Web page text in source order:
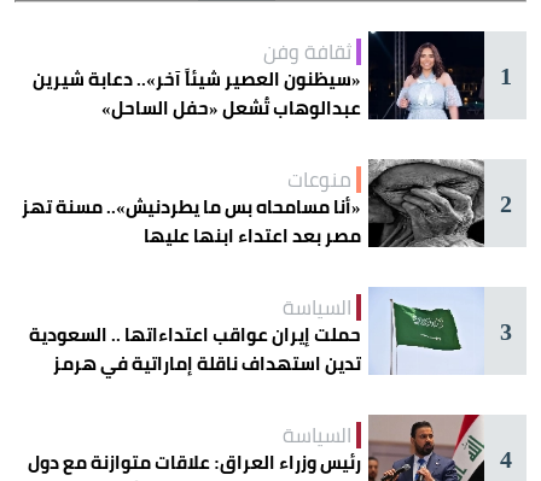
1
ثقافة وفن
«سيظنون العصير شيئاً آخر».. دعابة شيرين
عبدالوهاب تُشعل «حفل الساحل»
2
منوعات
«أنا مسامحاه بس ما يطردنيش».. مسنة تهز
مصر بعد اعتداء ابنها عليها
3
السياسة
حملت إيران عواقب اعتداءاتها .. السعودية
تدين استهداف ناقلة إماراتية في هرمز
4
السياسة
رئيس وزراء العراق: علاقات متوازنة مع دول